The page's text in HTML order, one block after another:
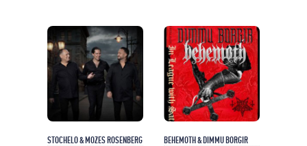
STOCHELO & MOZES ROSENBERG
BEHEMOTH & DIMMU BORGIR